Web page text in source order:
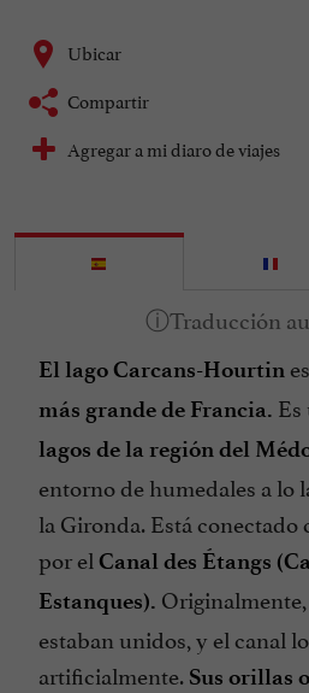
Ubicar
Compartir
Agregar a mi diaro de viajes
El lago Carcans-Hourtin es
más grande de Francia.
lagos de la región del
entorno de humedales a lo
la Gironda. Está conectado
por el Canal des Étangs
Estanques).
estaban unidos, y el canal
artificialmente. Sus orillas